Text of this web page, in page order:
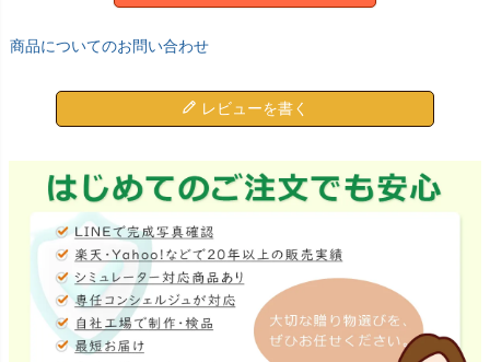
商品についてのお問い合わせ
レビューを書く